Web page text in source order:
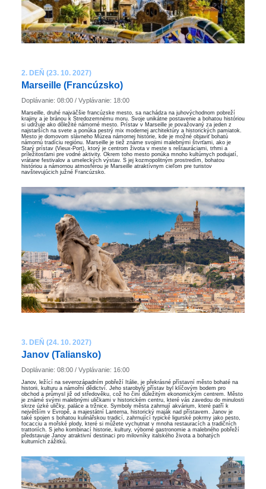
2. DEŇ (23. 10. 2027)
Marseille (Francúzsko)
Doplávanie: 08:00 / Vyplávanie: 18:00
Marseille, druhé najväčšie francúzske mesto, sa nachádza na juhovýchodnom pobreží
krajiny a je bránou k Stredozemnému moru. Svoje unikátne postavenie a bohatou históriou
si udržuje ako dôležité námorné mesto. Prístav v Marseille je považovaný za jeden z
najstarších na svete a ponúka pestrý mix modernej architektúry a historických pamiatok.
Mesto je domovom slávneho Múzea námornej histórie, kde je možné objaviť bohatú
námornú tradíciu regiónu. Marseille je tiež známe svojimi malebnými štvrťami, ako je
Starý prístav (Vieux-Port), ktorý je centrom života v meste s reštauráciami, trhmi a
príležitosťami pre vodné aktivity. Okrem toho mesto ponúka mnoho kultúrnych podujatí,
vrátane festivalov a umeleckých výstav. S jej kozmopolitným prostredím, bohatou
históriou a námornou atmosférou je Marseille atraktívnym cieľom pre turistov
navštevujúcich južné Francúzsko.
3. DEŇ (24. 10. 2027)
Janov (Taliansko)
Doplávanie: 08:00 / Vyplávanie: 16:00
Janov, ležící na severozápadním pobřeží Itálie, je překrásné přístavní město bohaté na
historii, kulturu a námořní dědictví. Jeho starobylý přístav byl klíčovým bodem pro
obchod a průmysl již od středověku, což ho činí důležitým ekonomickým centrem. Město
je známé svými malebnými uličkami v historickém centru, které vás zavedou do minulosti
skrze úzké uličky, paláce a tržnice. Symboly města zahrnují akvárium, které patří k
největším v Evropě, a majestátní Lanterna, historický maják nad přístavem. Janov je
také spojen s bohatou kulinářskou tradicí, zahrnující typické ligurské pokrmy jako pesto,
focacciu a mořské plody, které si můžete vychutnat v mnoha restauracích a tradičních
trattoriích. S jeho kombinací historie, kultury, výborné gastronomie a malebného pobřeží
představuje Janov atraktivní destinaci pro milovníky italského života a bohatých
kulturních zážitků.